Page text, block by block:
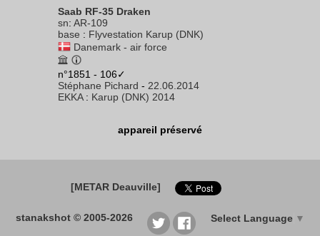
Saab RF-35 Draken
sn: AR-109
base : Flyvestation Karup (DNK)
Danemark - air force
n°1851 - 106✓
Stéphane Pichard - 22.06.2014
EKKA: Karup (DNK) 2014
appareil préservé
[METAR Deauville]
stanakshot © 2005-2026 Select Language ▼